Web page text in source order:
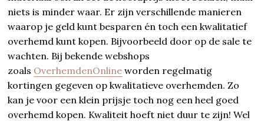
niets is minder waar. Er zijn verschillende manieren
waarop je geld kunt besparen én toch een kwalitatief
overhemd kunt kopen. Bijvoorbeeld door op de sale te
wachten. Bij bekende webshops
zoals OverhemdenOnline worden regelmatig
kortingen gegeven op kwalitatieve overhemden. Zo
kan je voor een klein prijsje toch nog een heel goed
overhemd kopen. Kwaliteit hoeft niet duur te zijn! Wel